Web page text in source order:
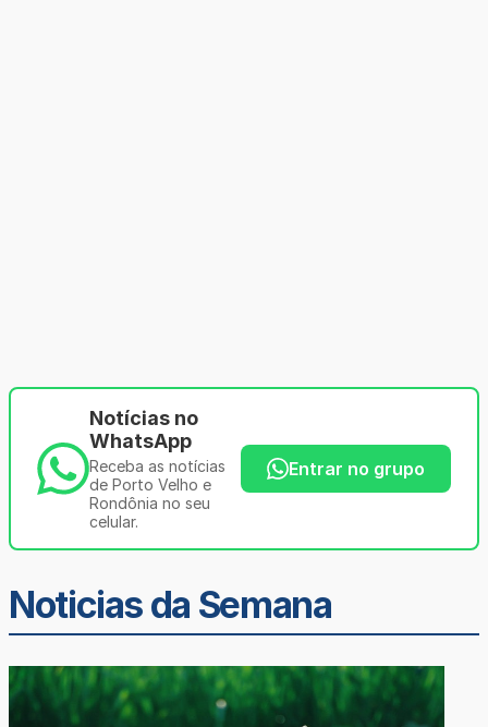
Notícias no
WhatsApp
Receba as notícias
de Porto Velho e
Rondônia no seu
celular.
Entrar no grupo
Noticias da Semana